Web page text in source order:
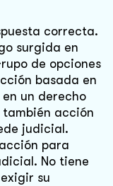
correcta.
surgida en
de opciones
basada en
un derecho
acción
judicial.
para
No tiene
su